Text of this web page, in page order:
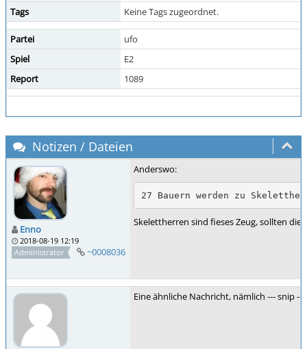
Tags Keine Tags zugeordnet.
Partei
ufo
Spiel
E2
Report
1089
Notizen / Dateien
Enno
2018-08-19 12:19
Administrator
~0008036
Anderswo:
27 Bauern werden zu
Skelettherren sind fieses Zeug, sollten
Eine ähnliche Nachricht, nämlich --- snip